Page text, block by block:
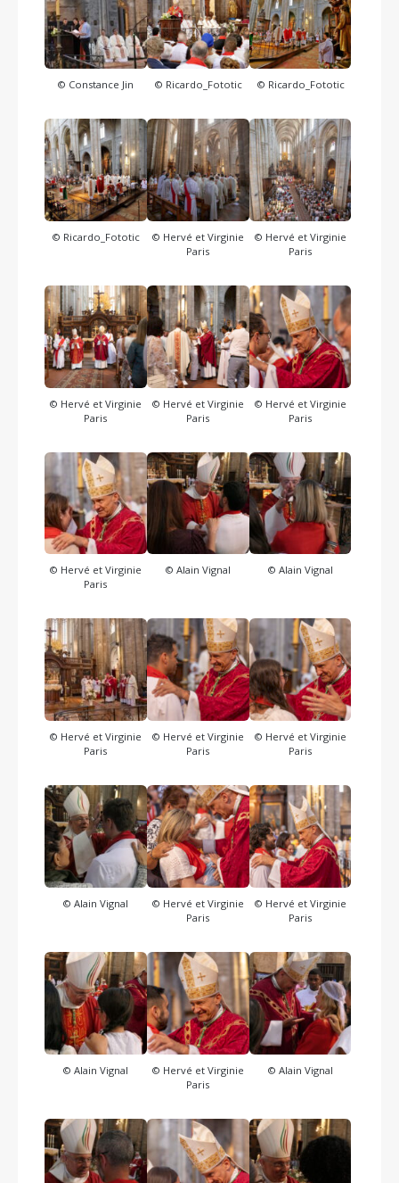
© Constance Jin © Ricardo_Fototic © Ricardo_Fototic
© Ricardo_Fototic
© Hervé et Virginie
Paris
© Hervé et Virginie
Paris
© Hervé et Virginie
Paris
© Hervé et Virginie
Paris
© Hervé et Virginie
Paris
© Hervé et Virginie
Paris
© Alain Vignal © Alain Vignal
© Hervé et Virginie
Paris
© Hervé et Virginie
Paris
© Hervé et Virginie
Paris
© Alain Vignal
© Hervé et Virginie
Paris
© Hervé et Virginie
Paris
© Alain Vignal
© Hervé et Virginie
Paris
© Alain Vignal